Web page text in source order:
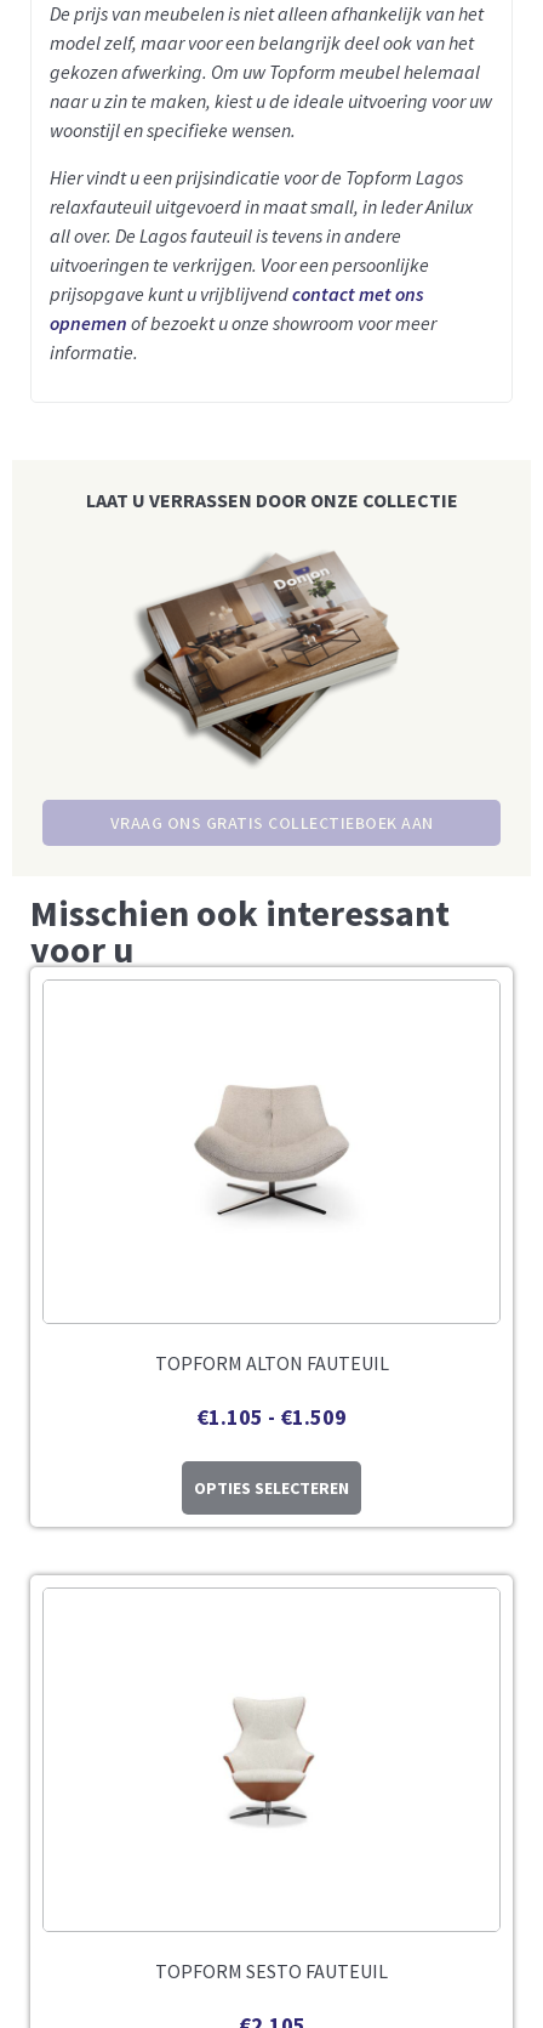
De prijs van meubelen is niet alleen afhankelijk van het
model zelf, maar voor een belangrijk deel ook van het
gekozen afwerking. Om uw Topform meubel helemaal
naar u zin te maken, kiest u de ideale uitvoering voor uw
woonstijl en specifieke wensen.
Hier vindt u een prijsindicatie voor de Topform Lagos
relaxfauteuil uitgevoerd inmaat small, in leder Anilux
all over. De Lagos fauteuil is tevens in andere
uitvoeringen te verkrijgen. Voor een persoonlijke
prijsopgave kunt u vrijblijvendcontact met ons
opnemen of bezoekt u onze showroom voor meer
informatie.
LAAT U VERRASSEN DOOR ONZE COLLECTIE
VRAAG ONS GRATIS COLLECTIEBOEK AAN
Misschien ook interessant
voor u
TOPFORM ALTON FAUTEUIL
€1.105 - €1.509
OPTIES SELECTEREN
TOPFORM SESTO FAUTEUIL